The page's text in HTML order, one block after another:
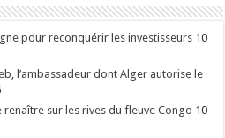
pour reconquérir les investisseurs 10
l’ambassadeur dont Alger autorise le
sur les rives du fleuve Congo 10